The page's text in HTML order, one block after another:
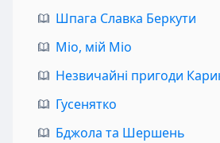
Шпага Славка Беркути
Міо, мій Міо
Незвичайні пригоди
Гусенятко
Бджола та Шершень